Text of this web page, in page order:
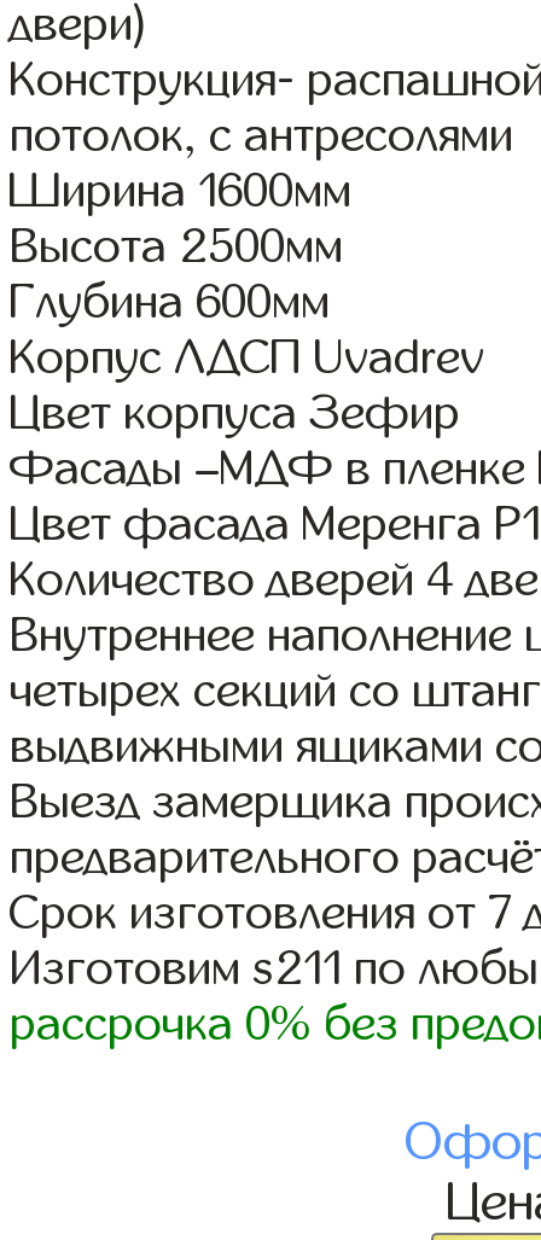
двери)
Конструкция-
потолок, с антресолями
Ширина 1600мм
Высота 2500мм
Глубина 600мм
Корпус ЛДСП Uvadrev
Цвет корпуса Зефир
Фасады –МДФ в пленке
Цвет фасада Меренга
Количество дверей 4
Внутреннее
четырех секций со
выдвижными ящиками
Выезд замерщика
предварительного
Срок изготовления от 7
Изготовим s211 по
рассрочка 0% без